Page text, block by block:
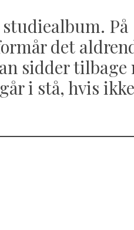
På
det
sidder tilbage
i stå, hvis